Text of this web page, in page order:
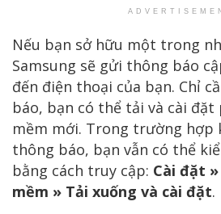
Nếu bạn sở hữu một trong
Samsung sẽ gửi thông báo
đến điện thoại của bạn. Chỉ
báo, bạn có thể tải và cài đặt
mềm mới. Trong trường hợp
thông báo, bạn vẫn có thể
bằng cách truy cập: Cài đặt
mềm » Tải xuống và cài đặt.